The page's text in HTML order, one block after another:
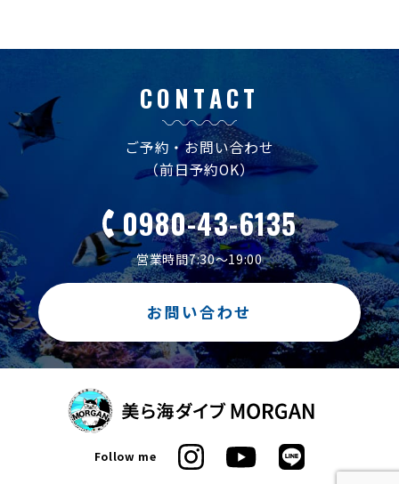
CONTACT
ご予約・お問い合わせ
（前日予約OK）
0980-43-6135
営業時間7:30～19:00
お問い合わせ
Follow me